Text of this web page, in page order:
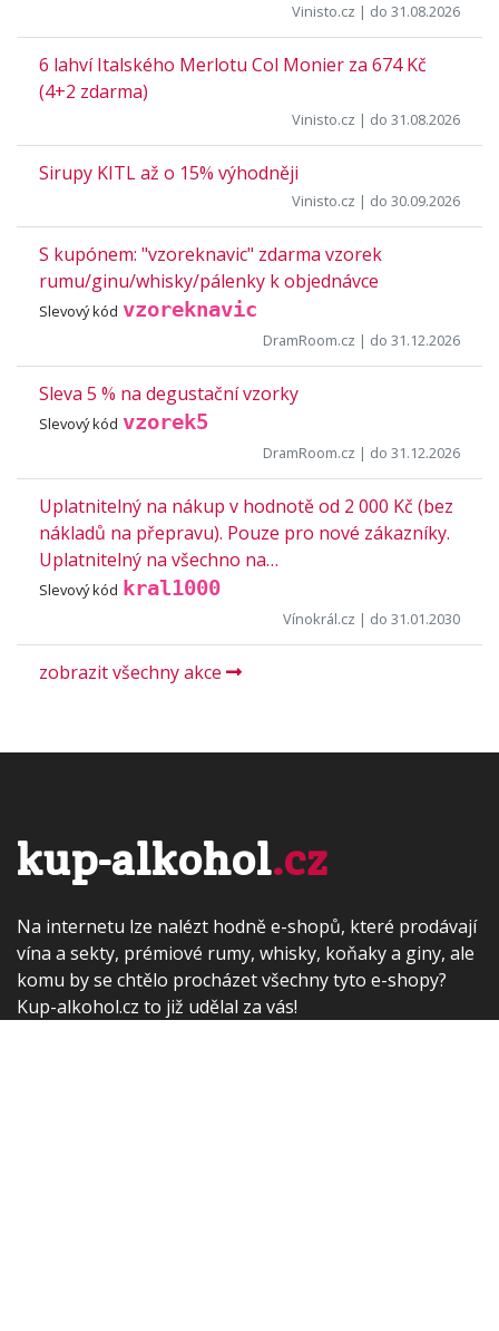
Vinisto.cz | do 31.08.2026
6 lahví Italského Merlotu Col Monier za 674 Kč
(4+2 zdarma)
Vinisto.cz | do 31.08.2026
Sirupy KITL až o 15% výhodněji
Vinisto.cz | do 30.09.2026
S kupónem: "vzoreknavic" zdarma vzorek
rumu/ginu/whisky/pálenky k objednávce
Slevový kód vzoreknavic
DramRoom.cz | do 31.12.2026
Sleva 5 % na degustační vzorky
Slevový kód vzorek5
DramRoom.cz | do 31.12.2026
Uplatnitelný na nákup v hodnotě od 2 000 Kč (bez
nákladů na přepravu). Pouze pro nové zákazníky.
Uplatnitelný na všechno na…
Slevový kód kral1000
Vínokrál.cz | do 31.01.2030
zobrazit všechny akce
kup-alkohol.cz
Na internetu lze nalézt hodně e-shopů, které prodávají
vína a sekty, prémiové rumy, whisky, koňaky a giny, ale
komu by se chtělo procházet všechny tyto e-shopy?
Kup-alkohol.cz to již udělal za vás!